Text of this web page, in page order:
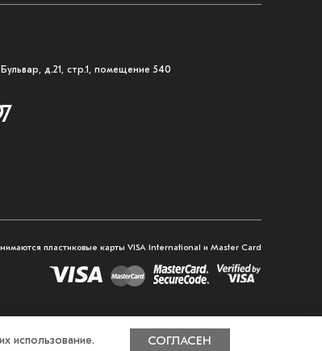
д.21, стр.1, помещение 540
пластиковые карты VISA International и Master Card
использование. СОГЛАСЕН